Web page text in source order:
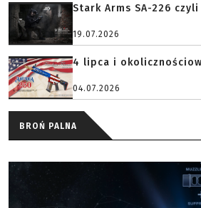
Stark Arms SA-226
19.07.2026
4 lipca i
04.07.2026
BROŃ PALNA